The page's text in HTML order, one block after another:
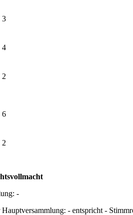
3
4
2
6
2
-
- entspricht -